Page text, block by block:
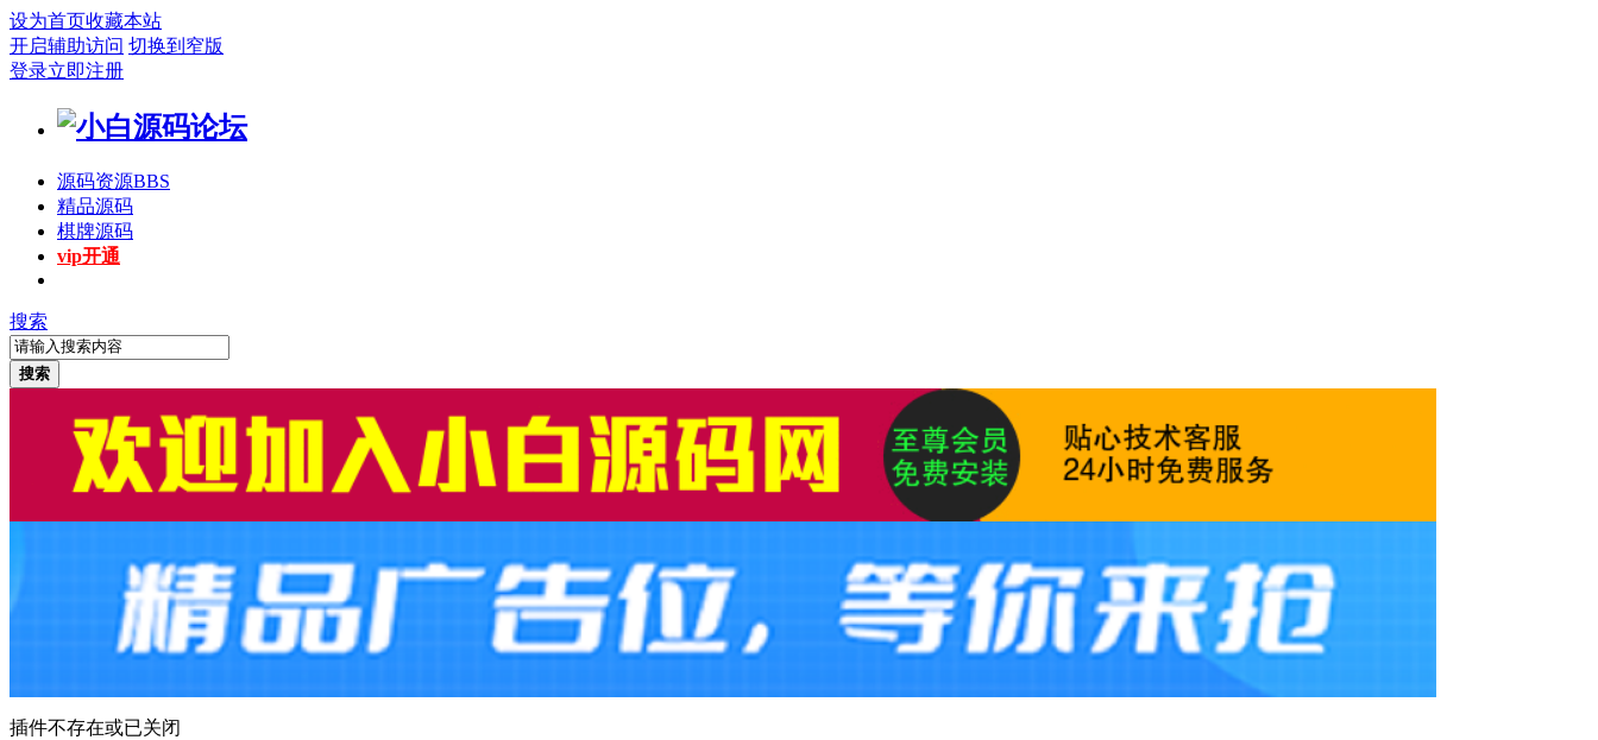
设为首页收藏本站
开启辅助访问 切换到窄版
登录立即注册
源码资源BBS
精品源码
棋牌源码
vip开通
搜索
搜索
插件不存在或已关闭